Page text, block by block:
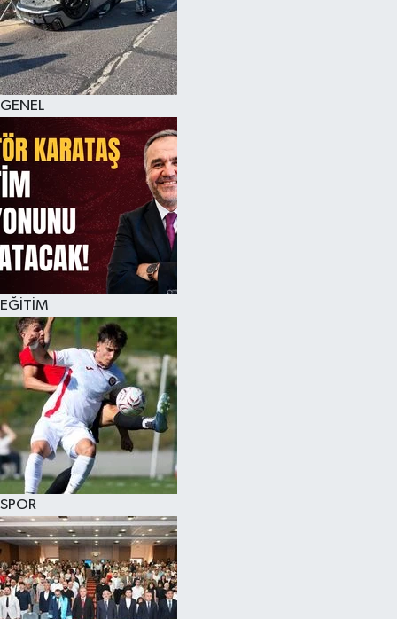
GENEL
EĞİTİM
SPOR
KÜLTÜR SANAT
MAGAZİN
SAĞLIK
SİYASET
SPOR
TEKNOLOJİ
VİZYONDAKİLER
YAŞAM